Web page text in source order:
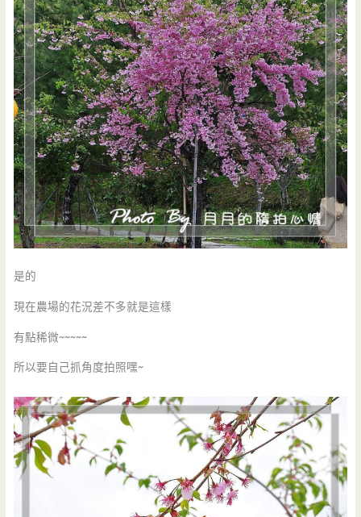
是的
現在農場的花況差不多就是這樣
有點稀微~~~~~
所以要自己抓角度拍照嘿~